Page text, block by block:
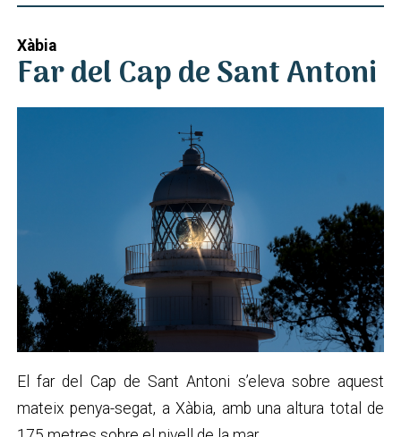
Xàbia
Far del Cap de Sant Antoni
El far del Cap de Sant Antoni s’eleva sobre aquest
mateix penya-segat, a Xàbia, amb una altura total de